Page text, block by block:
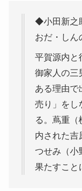
◆小田新之
おだ・しん
平賀源内と
御家人の三
ある理由で
売り」をし
る。蔦重（
内された吉
つせみ（小
果たすこと